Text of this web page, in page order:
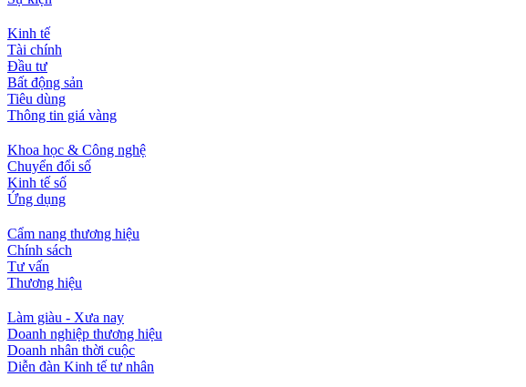
Kinh tế
Tài chính
Đầu tư
Bất động sản
Tiêu dùng
Thông tin giá vàng
Khoa học & Công nghệ
Chuyển đổi số
Kinh tế số
Ứng dụng
Cẩm nang thương hiệu
Chính sách
Tư vấn
Thương hiệu
Làm giàu - Xưa nay
Doanh nghiệp thương hiệu
Doanh nhân thời cuộc
Diễn đàn Kinh tế tư nhân